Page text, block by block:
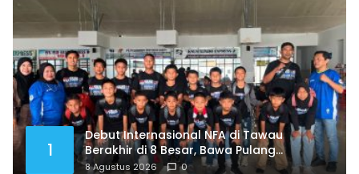
1
Debut Internasional NFA di Tawau
Berakhir di 8 Besar, Bawa Pulang
Pengalaman Berharga
8 Agustus 2026 0